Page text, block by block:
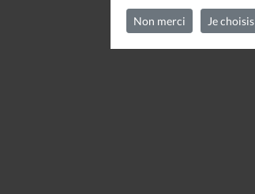
Non merci Je choisis